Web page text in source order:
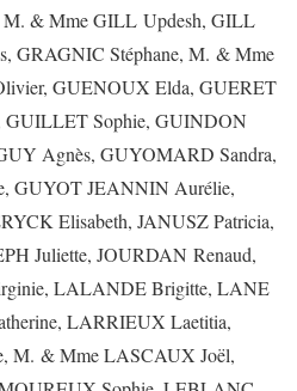
& Mme GILL Updesh, GILL
GRAGNIC Stéphane, M. & Mme
GUENOUX Elda, GUERET
GUILLET Sophie, GUINDON
Agnès, GUYOMARD Sandra,
GUYOT JEANNIN Aurélie,
Elisabeth, JANUSZ Patricia,
Juliette, JOURDAN Renaud,
LALANDE Brigitte, LANE
LARRIEUX Laetitia,
M. & Mme LASCAUX Joël,